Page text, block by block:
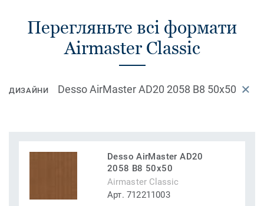
Перегляньте всі формати
Airmaster Classic
ДИЗАЙНИ Desso AirMaster AD20 2058 B8 50x50
Desso AirMaster AD20
2058 B8 50x50
Airmaster Classic
Арт. 712211003